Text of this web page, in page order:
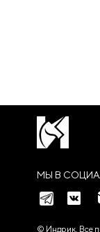
МЫ В
© Индрик. Все